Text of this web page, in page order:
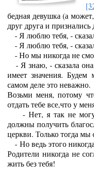
бедная девушка (а
друг друга и
- Я люблю тебя, -
- Я люблю тебя, -
- Но мы никогда не
- Я знаю, - сказала
имеет значения.
самом деле это неважно.
Возьми меня, потому
отдать тебе все,что у
- Нет, я так не
должны получить
церкви. Только тогда
- Но ведь этого
Родители никогда не
жить без тебя!